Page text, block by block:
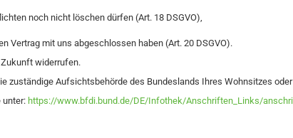
noch nicht löschen dürfen (Art. 18 DSGVO),
Vertrag mit uns abgeschlossen haben (Art. 20 DSGVO).
widerrufen.
zuständige Aufsichtsbehörde des Bundeslands Ihres Wohnsitzes
unter: https://www.bfdi.bund.de/DE/Infothek/Anschriften_Links/